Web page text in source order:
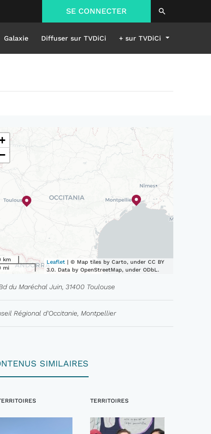
SE CONNECTER
Galaxie Diffuser sur TVDiCi + sur TVDiCi
km
mi
Leaflet | © Map tiles by Carto, under CC BY
3.0. Data by OpenStreetMap, under ODbL.
du Maréchal Juin, 31400 Toulouse
Régional d'Occitanie, Montpellier
SIMILAIRES
TERRITOIRES